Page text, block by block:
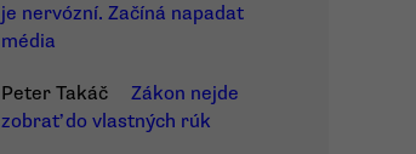
je nervózní. Začíná napadat
média
Peter Takáč
Zákon nejde
zobrať do vlastných rúk